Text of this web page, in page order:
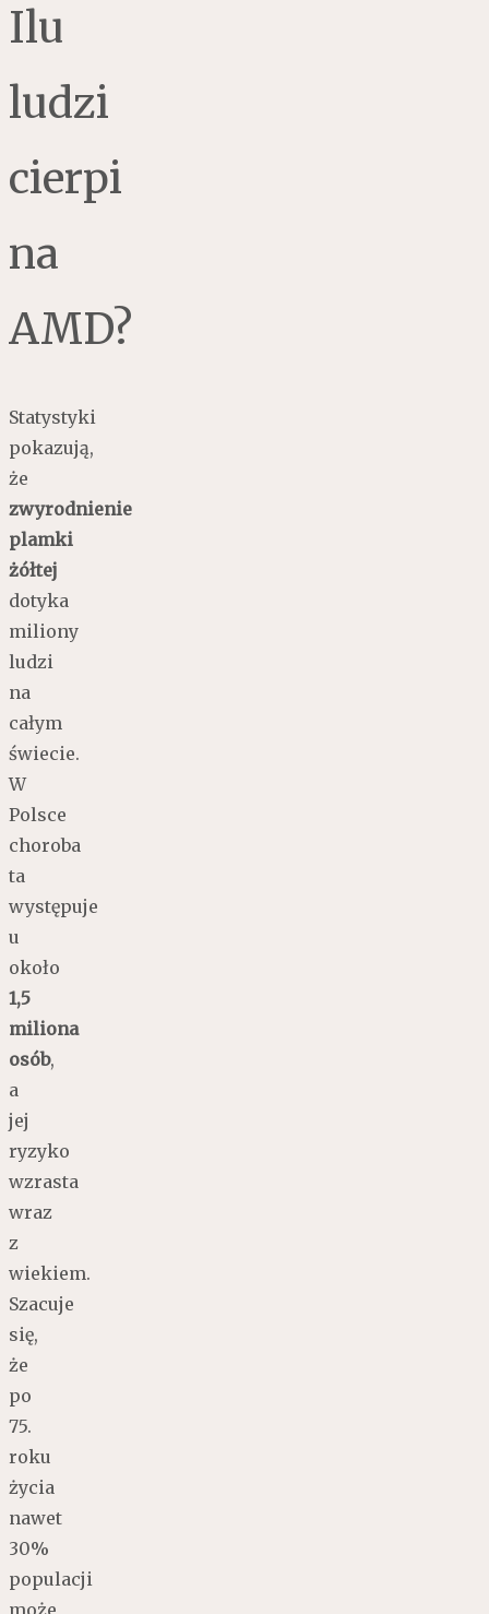
Ilu
ludzi
cierpi
na
AMD?
Statystyki
pokazują,
że
zwyrodnienie
plamki
żółtej
dotyka
miliony
ludzi
na
całym
świecie.
W
Polsce
choroba
ta
występuje
u
około
1,5
miliona
osób,
a
jej
ryzyko
wzrasta
wraz
z
wiekiem.
Szacuje
się,
że
po
75.
roku
życia
nawet
30%
populacji